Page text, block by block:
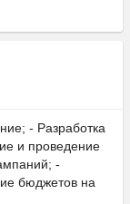
- Разработка
и проведение
-
бюджетов на